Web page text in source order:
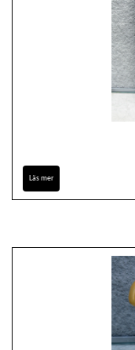
Läs mer